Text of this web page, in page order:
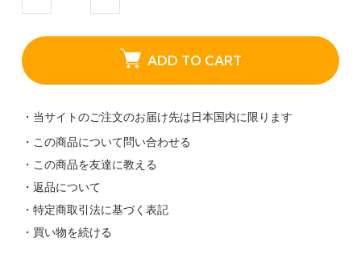
ADD TO CART
・当サイトのご注文のお届け先は日本国内に限ります
・この商品について問い合わせる
・この商品を友達に教える
・返品について
・特定商取引法に基づく表記
・買い物を続ける